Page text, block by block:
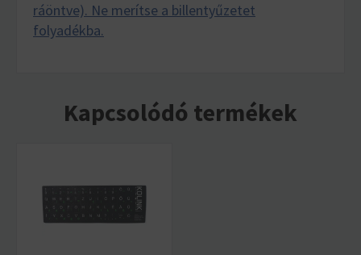
ráöntve). Ne merítse a billentyűzetet
folyadékba.
Kapcsolódó termékek